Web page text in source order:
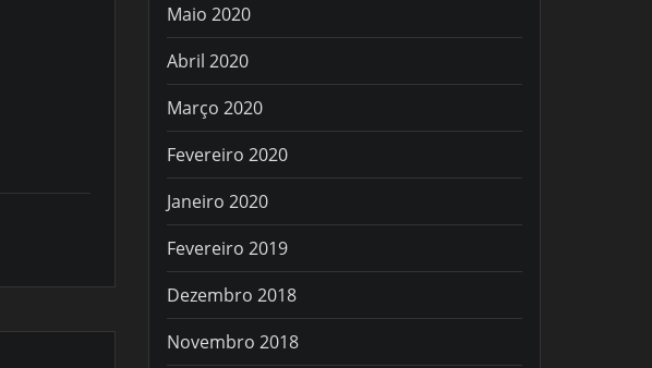
Maio 2020
Abril 2020
Março 2020
Fevereiro 2020
Janeiro 2020
Fevereiro 2019
Dezembro 2018
Novembro 2018